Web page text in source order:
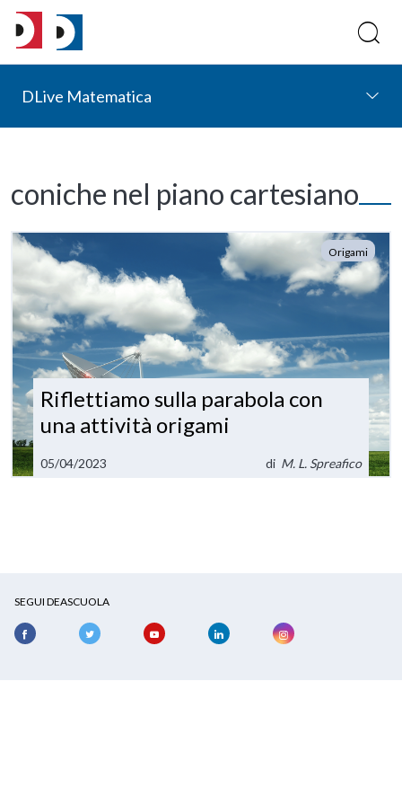
DLive Matematica
coniche nel piano cartesiano
Origami
Riflettiamo sulla parabola con
una attività origami
05/04/2023 di M. L. Spreafico
SEGUI DEASCUOLA